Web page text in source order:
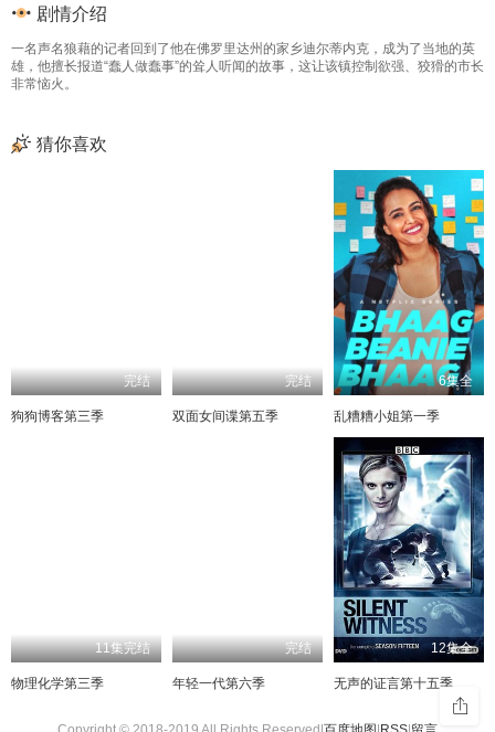
剧情介绍
一名声名狼藉的记者回到了他在佛罗里达州的家乡迪尔蒂内克，成为了当地的英
雄，他擅长报道“蠢人做蠢事”的耸人听闻的故事，这让该镇控制欲强、狡猾的市长
非常恼火。
猜你喜欢
完结
狗狗博客第三季
完结
双面女间谍第五季
6集全
乱糟糟小姐第一季
11集完结
物理化学第三季
完结
年轻一代第六季
12集全
无声的证言第十五季